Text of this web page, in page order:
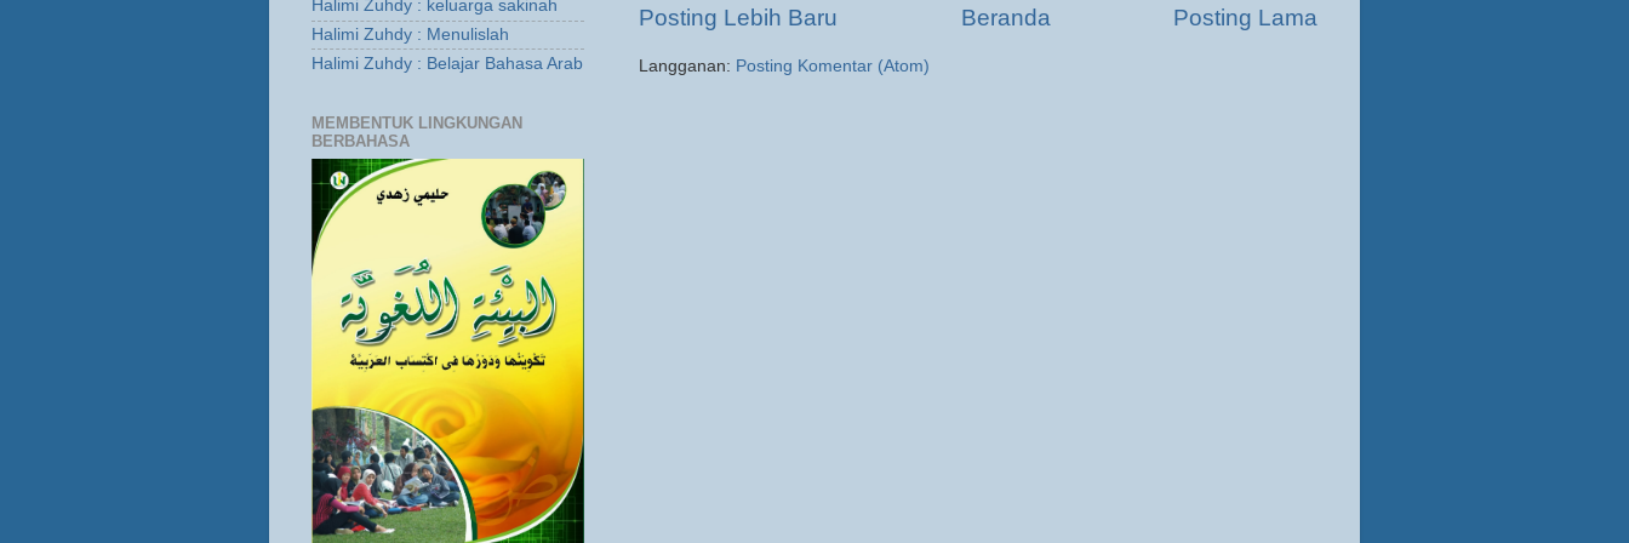
Posting Lebih Baru Posting Lama
Beranda
Langganan: Posting Komentar (Atom)
Halimi Zuhdy : keluarga sakinah
Halimi Zuhdy : Menulislah
Halimi Zuhdy : Belajar Bahasa Arab
MEMBENTUK LINGKUNGAN
BERBAHASA